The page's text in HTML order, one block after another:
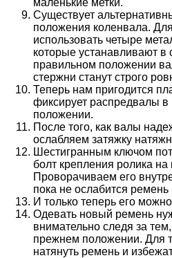
маленькие метки.
Существует
положения коленвала.
использовать четыре
которые устанавливают
правильном положении
стержни станут строго
Теперь нам пригодится
фиксирует распредвалы в
положении.
После того, как валы
ослабляем затяжку
Шестигранным ключом
болт крепления ролика
Проворачиваем его
пока не ослабится
И только теперь его
Одевать новый ремень
внимательно следя за
прежнем положении. Для
натянуть ремень и